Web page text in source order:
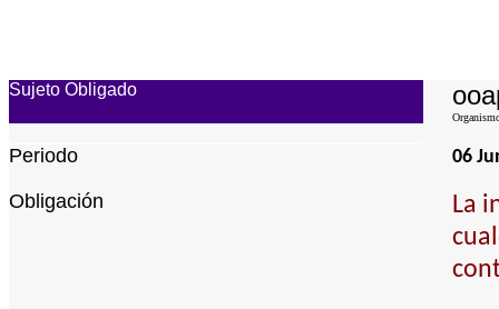
Sujeto Obligado
Periodo 06
Obligación
La